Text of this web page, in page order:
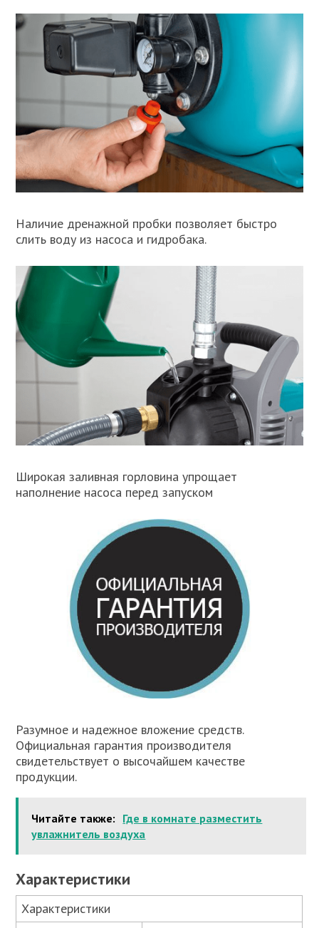
Наличие дренажной пробки позволяет быстро
слить воду из насоса и гидробака.
Широкая заливная горловина упрощает
наполнение насоса перед запуском
Разумное и надежное вложение средств.
Официальная гарантия производителя
свидетельствует о высочайшем качестве
продукции.
Читайте также: Где в комнате разместить
увлажнитель воздуха
Характеристики
Характеристики